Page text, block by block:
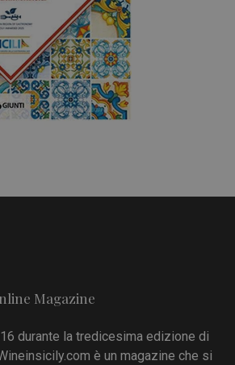
Magazine
durante la tredicesima edizione di
è un magazine che si